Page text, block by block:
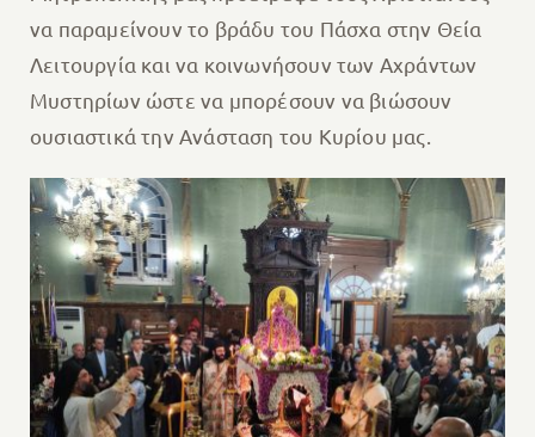
να παραμείνουν το βράδυ του Πάσχα στην Θεία
Λειτουργία και να κοινωνήσουν των Αχράντων
Μυστηρίων ώστε να μπορέσουν να βιώσουν
ουσιαστικά την Ανάσταση του Κυρίου μας.